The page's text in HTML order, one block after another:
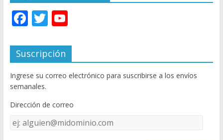
F
e
b
o
o
k
T
itt
er
Y
u
T
u
e
C
Suscripción
Ingrese su correo electrónico para suscribirse a los envíos
semanales.
Dirección de correo
Dirección
de